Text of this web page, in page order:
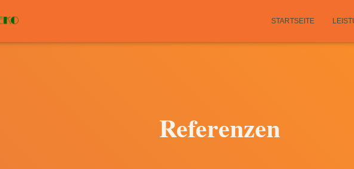
STARTSEITE
Referenzen